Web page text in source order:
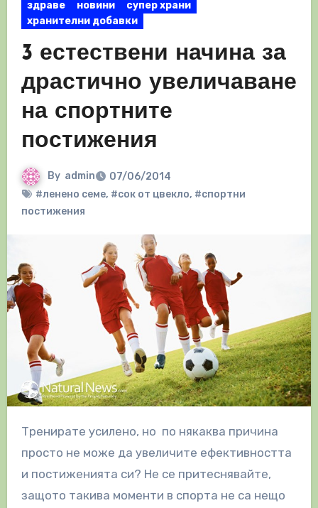
здраве новини
супер храни
хранителни добавки
3 естествени начина за
драстично увеличаване
на спортните
постижения
By admin
07/06/2014
#ленено семе, #сок от цвекло, #спортни
постижения
Тренирате усилено, но по някаква причина
просто не може да увеличите ефективността
и постиженията си? Не се притеснявайте,
защото такива моменти в спорта не са нещо